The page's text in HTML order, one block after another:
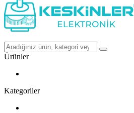
Ürünler
Kategoriler